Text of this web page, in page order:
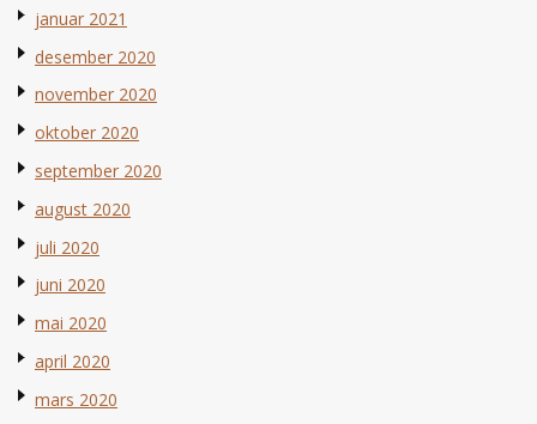
januar 2021
desember 2020
november 2020
oktober 2020
september 2020
august 2020
juli 2020
juni 2020
mai 2020
april 2020
mars 2020